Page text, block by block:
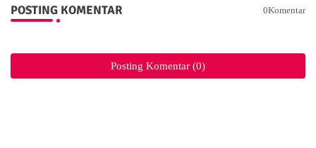
POSTING KOMENTAR 0Komentar
Posting Komentar (0)